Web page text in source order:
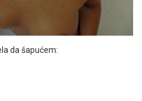
da šapućem: